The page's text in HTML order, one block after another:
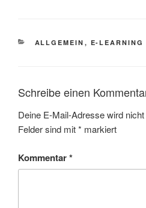
KATEGORIEN
ALLGEMEIN , E-LEARNING
Schreibe einen
Deine E-Mail-Adresse wird
Felder sind mit* markiert
Kommentar*